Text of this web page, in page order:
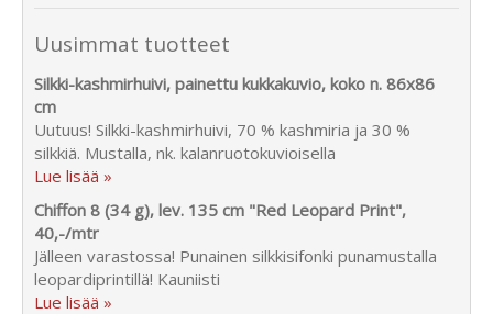
Uusimmat tuotteet
Silkki-kashmirhuivi, painettu kukkakuvio, koko n. 86x86
cm
Uutuus! Silkki-kashmirhuivi, 70 % kashmiria ja 30 %
silkkiä. Mustalla, nk. kalanruotokuvioisella
Lue lisää »
Chiffon 8 (34 g), lev. 135 cm "Red Leopard Print",
40,-/mtr
Jälleen varastossa! Punainen silkkisifonki punamustalla
leopardiprintillä! Kauniisti
Lue lisää »